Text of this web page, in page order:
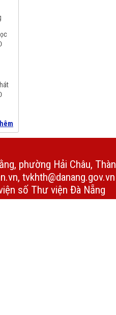
phường Hải Châu,
tvkhth@danang.gov.vn
số Thư viện Đà Nẵng